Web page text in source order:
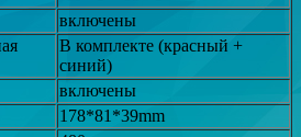
включены
В комплекте (красный +
синий)
включены
178*81*39mm